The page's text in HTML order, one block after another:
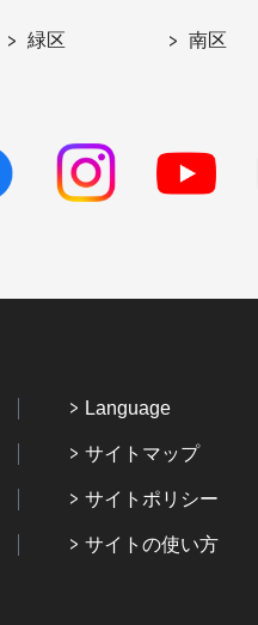
緑区 南区
Language
サイトマップ
サイトポリシー
サイトの使い方